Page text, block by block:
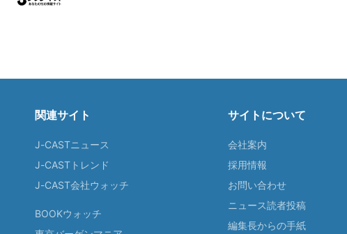
関連サイト
J-CASTニュース
J-CASTトレンド
J-CAST会社ウォッチ
BOOKウォッチ
サイトについて
会社案内
採用情報
お問い合わせ
ニュース読者投稿
編集長からの手紙